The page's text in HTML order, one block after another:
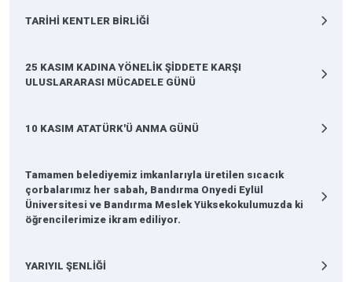
TARİHİ KENTLER BİRLİĞİ
25 KASIM KADINA YÖNELİK ŞİDDETE KARŞI
ULUSLARARASI MÜCADELE GÜNÜ
10 KASIM ATATÜRK'Ü ANMA GÜNÜ
Tamamen belediyemiz imkanlarıyla üretilen sıcacık
çorbalarımız her sabah, Bandırma Onyedi Eylül
Üniversitesi ve Bandırma Meslek Yüksekokulumuzda ki
öğrencilerimize ikram ediliyor.
YARIYIL ŞENLİĞİ